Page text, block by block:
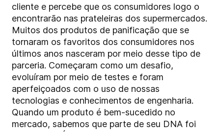
cliente e percebe que os consumidores logo o
encontrarão nas prateleiras dos supermercados.
Muitos dos produtos de panificação que se
tornaram os favoritos dos consumidores nos
últimos anos nasceram por meio desse tipo de
parceria. Começaram como um desafio,
evoluíram por meio de testes e foram
aperfeiçoados com o uso de nossas
tecnologias e conhecimentos de engenharia.
Quando um produto é bem-sucedido no
mercado, sabemos que parte de seu DNA foi